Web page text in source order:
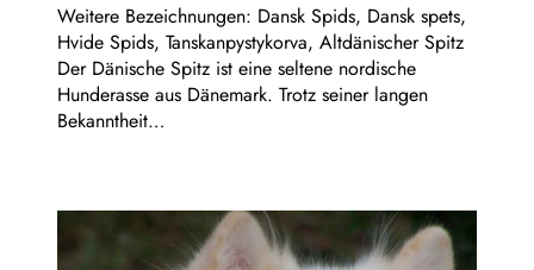
Weitere Bezeichnungen: Dansk Spids, Dansk spets,
Hvide Spids, Tanskanpystykorva, Altdänischer Spitz
Der Dänische Spitz ist eine seltene nordische
Hunderasse aus Dänemark. Trotz seiner langen
Bekanntheit…